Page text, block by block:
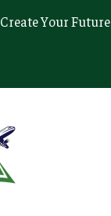
Create Your Future